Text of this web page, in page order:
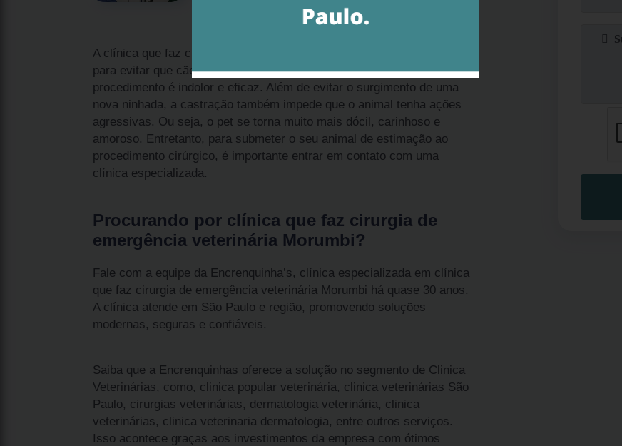
A clínica que faz cirurgia de emergência veterinária Morumbi é ideal
para evitar que cães e gatos machos continuem a procriar. O
procedimento é indolor e eficaz. Além de evitar o surgimento de uma
nova ninhada, a castração também impede que o animal tenha ações
agressivas. Ou seja, o pet se torna muito mais dócil, carinhoso e
amoroso. Entretanto, para submeter o seu animal de estimação ao
procedimento cirúrgico, é importante entrar em contato com uma
clínica especializada.
Procurando por clínica que faz cirurgia de
emergência veterinária Morumbi?
Fale com a equipe da Encrenquinha’s, clínica especializada em clínica
que faz cirurgia de emergência veterinária Morumbi há quase 30 anos.
A clínica atende em São Paulo e região, promovendo soluções
modernas, seguras e confiáveis.
Saiba que a Encrenquinhas oferece a solução no segmento de Clinica
Veterinárias, como, clinica popular veterinária, clinica veterinárias São
Paulo, cirurgias veterinárias, dermatologia veterinária, clinica
veterinárias, clinica veterinaria dermatologia, entre outros serviços.
Isso acontece graças aos investimentos da empresa com ótimos